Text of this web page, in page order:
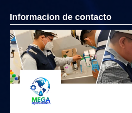
Informacion de contacto